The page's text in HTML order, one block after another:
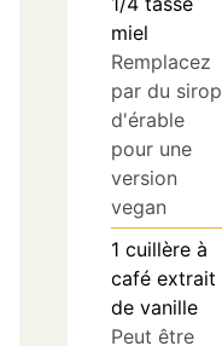
miel
Remplacez
par du sirop
d'érable
pour une
version
vegan
1 cuillère à
café extrait
de vanille
Peut être